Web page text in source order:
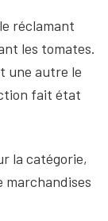
réclamant
les tomates.
une autre le
fait état
la catégorie,
marchandises